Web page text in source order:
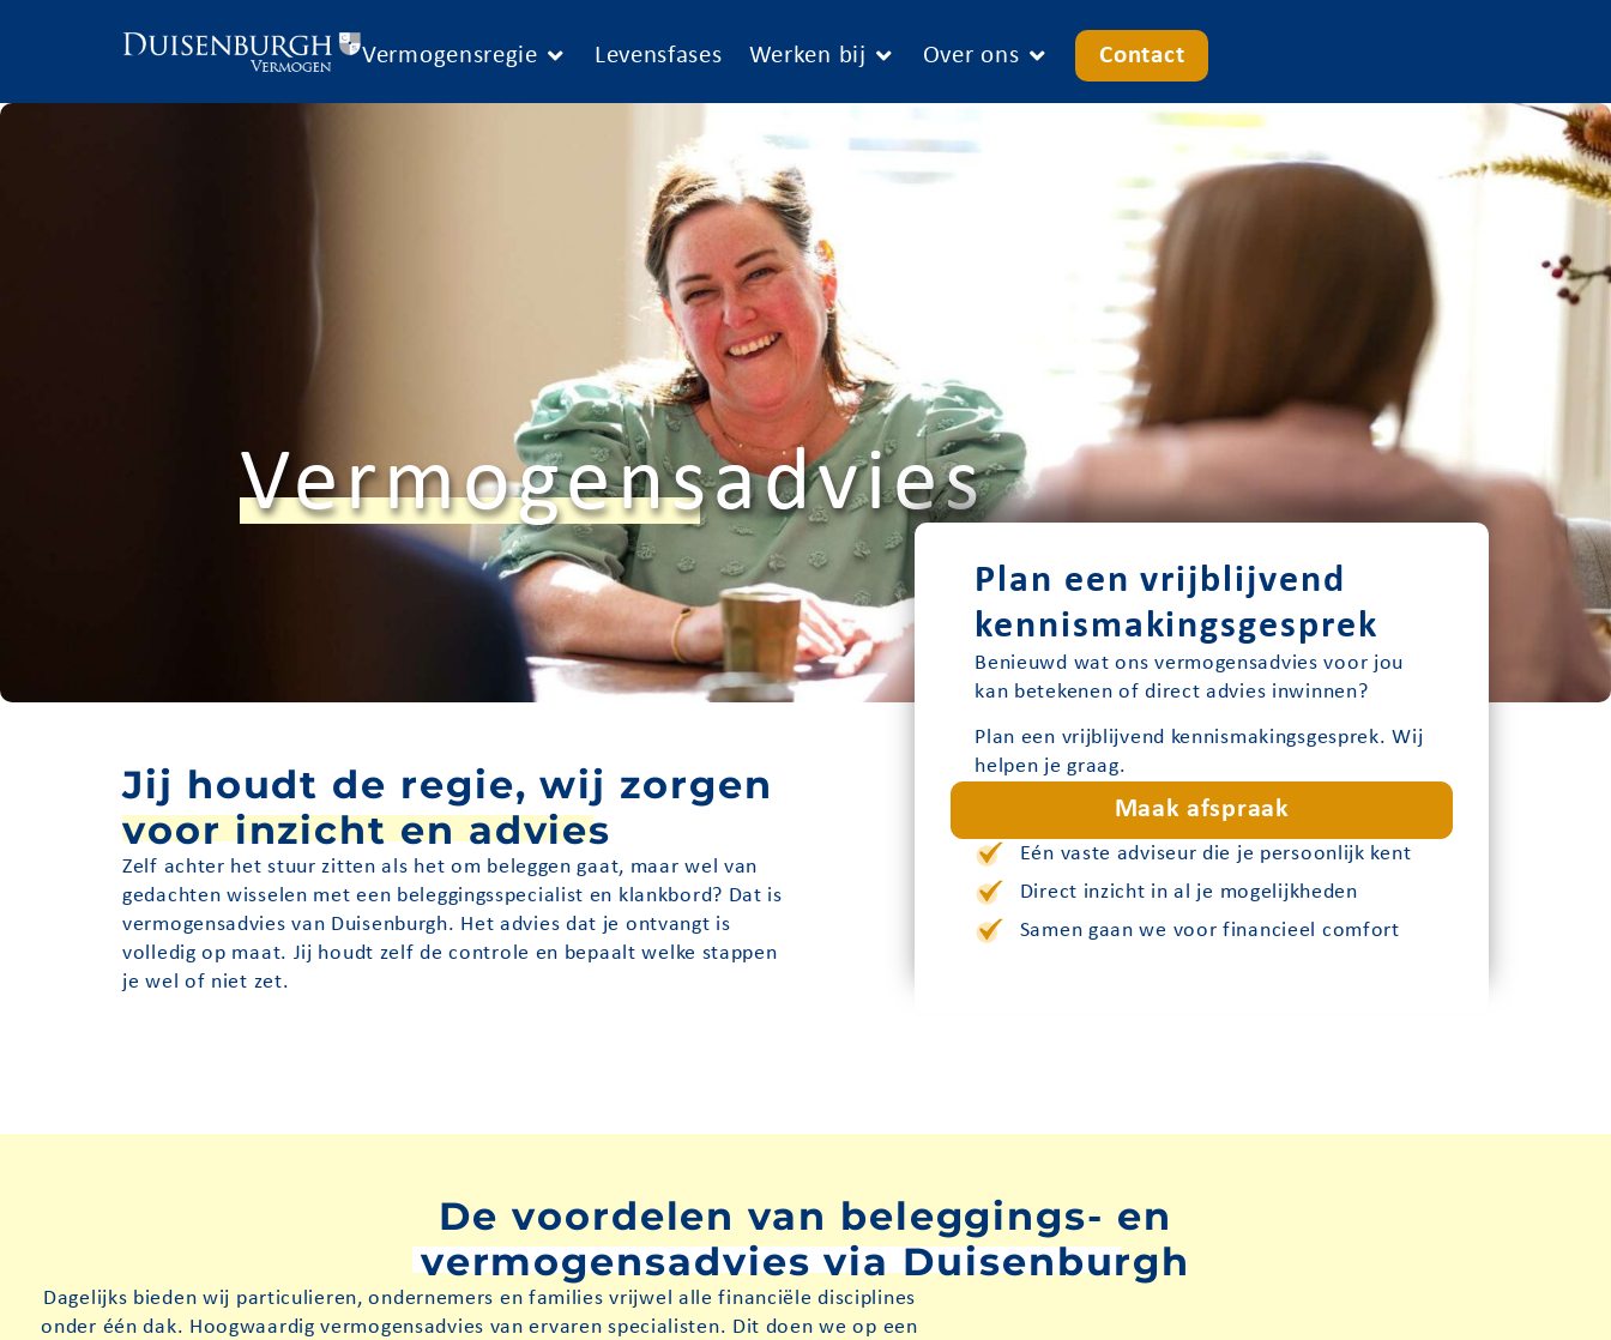
Vermogensregie Levensfases Werken bij Over ons Contact
Vermogensadvies
Jij houdt de regie, wij zorgen
voor inzicht en advies
Zelf achter het stuur zitten als het om beleggen gaat, maar wel van
gedachten wisselen met een beleggingsspecialist en klankbord? Dat is
vermogensadvies van Duisenburgh. Het advies dat je ontvangt is
volledig op maat. Jij houdt zelf de controle en bepaalt welke stappen
je wel of niet zet.
Plan een vrijblijvend
kennismakingsgesprek
Benieuwd wat ons vermogensadvies voor jou
kan betekenen of direct advies inwinnen?
Plan een vrijblijvend kennismakingsgesprek. Wij
helpen je graag.
Maak afspraak
Eén vaste adviseur die je persoonlijk kent
Direct inzicht in al je mogelijkheden
Samen gaan we voor financieel comfort
De voordelen van beleggings- en
vermogensadvies via Duisenburgh
Dagelijks bieden wij particulieren, ondernemers en families vrijwel alle financiële disciplines
onder één dak. Hoogwaardig vermogensadvies van ervaren specialisten. Dit doen we op een